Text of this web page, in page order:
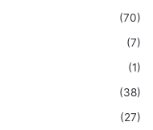
(70)
(7)
(1)
(38)
(27)